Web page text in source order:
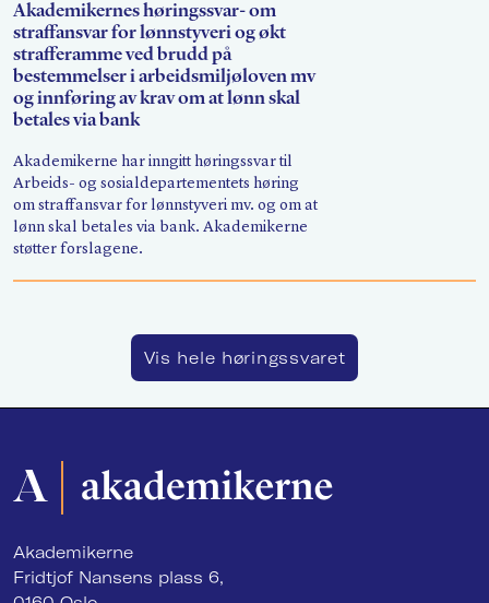
Akademikernes høringssvar- om
straffansvar for lønnstyveri og økt
strafferamme ved brudd på
bestemmelser i arbeidsmiljøloven mv
og innføring av krav om at lønn skal
betales via bank
Akademikerne har inngitt høringssvar til
Arbeids- og sosialdepartementets høring
om straffansvar for lønnstyveri mv. og om at
lønn skal betales via bank. Akademikerne
støtter forslagene.
Vis hele høringssvaret
Akademikerne
Fridtjof Nansens plass 6,